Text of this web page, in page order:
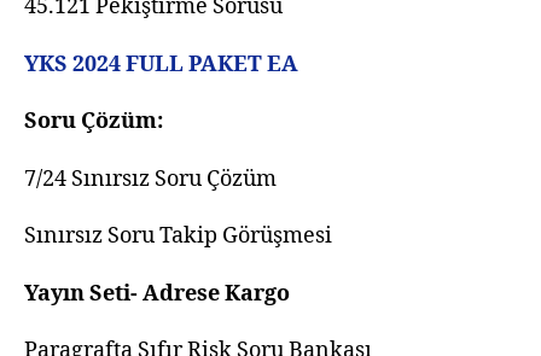
45.121 Pekiştirme Sorusu
YKS 2024 FULL PAKET EA
Soru Çözüm:
7/24 Sınırsız Soru Çözüm
Sınırsız Soru Takip Görüşmesi
Yayın Seti- Adrese Kargo